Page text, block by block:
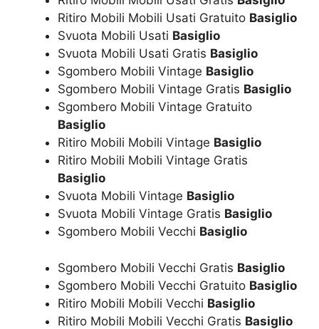
Ritiro Mobili Mobili Usati Gratuito Basiglio
Svuota Mobili Usati Basiglio
Svuota Mobili Usati Gratis Basiglio
Sgombero Mobili Vintage Basiglio
Sgombero Mobili Vintage Gratis Basiglio
Sgombero Mobili Vintage Gratuito
Basiglio
Ritiro Mobili Mobili Vintage Basiglio
Ritiro Mobili Mobili Vintage Gratis
Basiglio
Svuota Mobili Vintage Basiglio
Svuota Mobili Vintage Gratis Basiglio
Sgombero Mobili Vecchi Basiglio
Sgombero Mobili Vecchi Gratis Basiglio
Sgombero Mobili Vecchi Gratuito Basiglio
Ritiro Mobili Mobili Vecchi Basiglio
Ritiro Mobili Mobili Vecchi Gratis Basiglio